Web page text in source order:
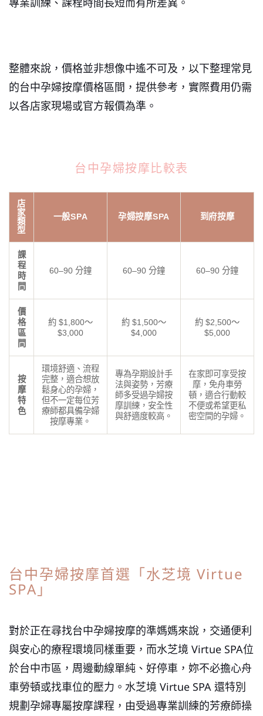
整體來說，價格並非想像中遙不可及，以下整理常見
的台中孕婦按摩價格區間，提供參考，實際費用仍需
以各店家現場或官方報價為準。
台中孕婦按摩比較表
店
家
類
型
一般SPA 孕婦按摩SPA 到府按摩
課
程
時
間
60–90 分鐘 60–90 分鐘 60–90 分鐘
價
格
區
間
約 $1,800～
$3,000
約 $1,500～
$4,000
約 $2,500～
$5,000
按
摩
特
色
環境舒適、流程
完整，適合想放
鬆身心的孕婦，
但不一定每位芳
療師都具備孕婦
按摩專業。
專為孕期設計手
法與姿勢，芳療
師多受過孕婦按
摩訓練，安全性
與舒適度較高。
在家即可享受按
摩，免舟車勞
頓，適合行動較
不便或希望更私
密空間的孕婦。
台中孕婦按摩首選「水芝境 Virtue
SPA」
對於正在尋找台中孕婦按摩的準媽媽來說，交通便利
與安心的療程環境同樣重要，而水芝境 Virtue SPA位
於台中市區，周邊動線單純、好停車，妳不必擔心舟
車勞頓或找車位的壓力。水芝境 Virtue SPA 還特別
規劃孕婦專屬按摩課程，由受過專業訓練的芳療師操